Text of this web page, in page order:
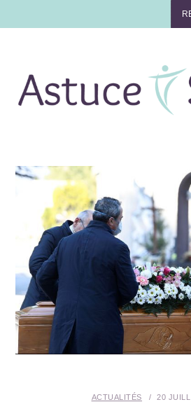
TABAC
NUTRITION
MÉDECINE
MÉDECINE DOUCE
BIEN-ÊTRE
SANTÉ BUCCO-DENTAIRE
ACTUALITÉS 20